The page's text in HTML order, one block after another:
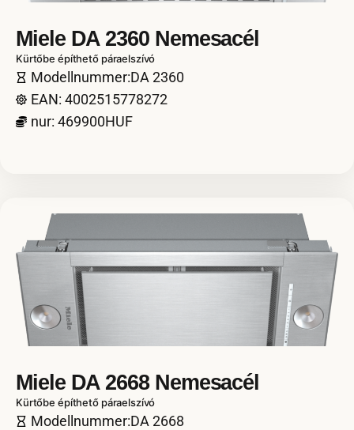
Miele DA 2360 Nemesacél
Kürtőbe építhető páraelszívó
Modellnummer:DA 2360
EAN: 4002515778272
nur: 469900HUF
Miele DA 2668 Nemesacél
Kürtőbe építhető páraelszívó
Modellnummer:DA 2668